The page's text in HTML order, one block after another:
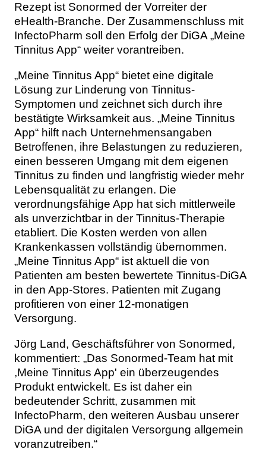
Rezept ist Sonormed der Vorreiter der
eHealth-Branche. Der Zusammenschluss mit
InfectoPharm soll den Erfolg der DiGA „Meine
Tinnitus App“ weiter vorantreiben.
„Meine Tinnitus App“ bietet eine digitale
Lösung zur Linderung von Tinnitus-
Symptomen und zeichnet sich durch ihre
bestätigte Wirksamkeit aus. „Meine Tinnitus
App“ hilft nach Unternehmensangaben
Betroffenen, ihre Belastungen zu reduzieren,
einen besseren Umgang mit dem eigenen
Tinnitus zu finden und langfristig wieder mehr
Lebensqualität zu erlangen. Die
verordnungsfähige App hat sich mittlerweile
als unverzichtbar in der Tinnitus-Therapie
etabliert. Die Kosten werden von allen
Krankenkassen vollständig übernommen.
„Meine Tinnitus App“ ist aktuell die von
Patienten am besten bewertete Tinnitus-DiGA
in den App-Stores. Patienten mit Zugang
profitieren von einer 12-monatigen
Versorgung.
Jörg Land, Geschäftsführer von Sonormed,
kommentiert: „Das Sonormed-Team hat mit
,Meine Tinnitus App' ein überzeugendes
Produkt entwickelt. Es ist daher ein
bedeutender Schritt, zusammen mit
InfectoPharm, den weiteren Ausbau unserer
DiGA und der digitalen Versorgung allgemein
voranzutreiben.“